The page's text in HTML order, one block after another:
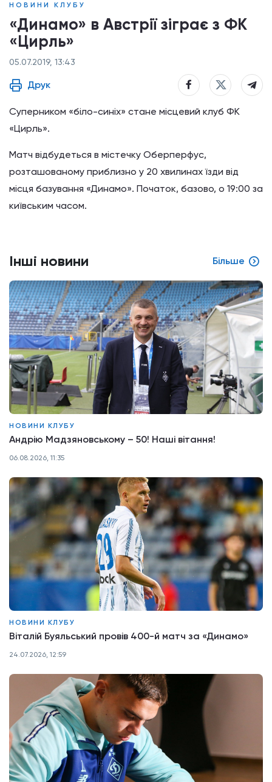
НОВИНИ КЛУБУ
«Динамо» в Австрії зіграє з ФК
«Цирль»
05.07.2019, 13:43
Друк
Суперником «біло-синіх» стане місцевий клуб ФК
«Цирль».
Матч відбудеться в містечку Оберперфус,
розташованому приблизно у 20 хвилинах їзди від
місця базування «Динамо». Початок, базово, о 19:00 за
київським часом.
Інші новини Більше
НОВИНИ КЛУБУ
Андрію Мадзяновському – 50! Наші вітання!
06.08.2026, 11:35
НОВИНИ КЛУБУ
Віталій Буяльський провів 400-й матч за «Динамо»
24.07.2026, 12:59